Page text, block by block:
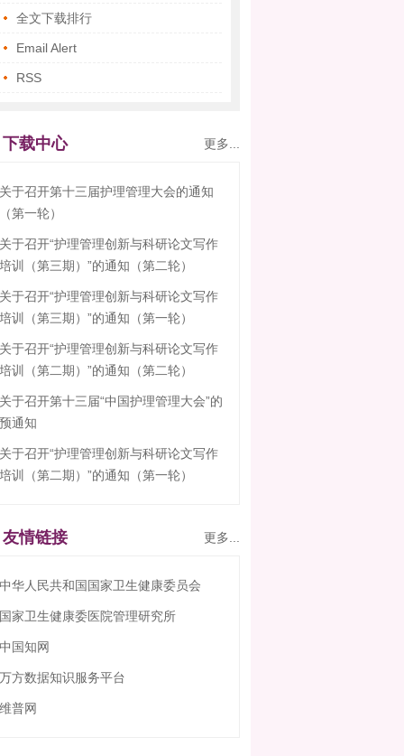
中华人民共和国国家卫生健康委员会
国家卫生健康委医院管理研究所
中国知网
万方数据知识服务平台
维普网